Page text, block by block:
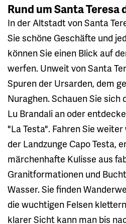
Rund um Santa Teresa
In der Altstadt von Santa
Sie schöne Geschäfte und
können Sie einen Blick auf
werfen. Unweit von Santa
Spuren der Ursarden, dem
Nuraghen. Schauen Sie sich
Lu Brandali an oder
"La Testa". Fahren Sie
der Landzunge Capo Testa,
märchenhafte Kulisse aus
Granitformationen und
Wasser. Sie finden
die wuchtigen Felsen
klarer Sicht kann man bis